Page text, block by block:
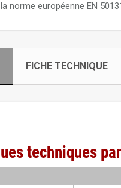
norme européenne EN
FICHE TECHNIQUE
techniques